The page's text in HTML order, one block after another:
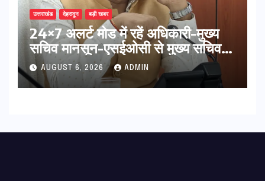
उत्तराखंड देहरादून बड़ी खबर
24×7 अलर्ट मोड में रहें अधिकारी-मुख्य
सचिव मानसून-एसईओसी से मुख्य सचिव ने
की विस्तृत समीक्षा कहा-बंद सड़कों को
शीघ्र खोला जाए, लोगों को न हो दिक्कत
AUGUST 6, 2026 ADMIN